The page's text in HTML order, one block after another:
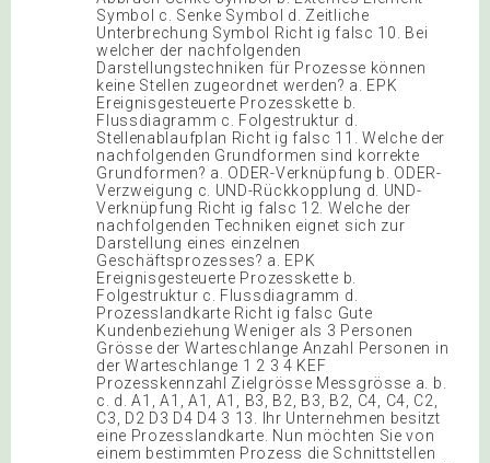
Symbol c. Senke Symbol d. Zeitliche
Unterbrechung Symbol Richt ig falsc 10. Bei
welcher der nachfolgenden
Darstellungstechniken für Prozesse können
keine Stellen zugeordnet werden? a. EPK
Ereignisgesteuerte Prozesskette b.
Flussdiagramm c. Folgestruktur d.
Stellenablaufplan Richt ig falsc 11. Welche der
nachfolgenden Grundformen sind korrekte
Grundformen? a. ODER-Verknüpfung b. ODER-
Verzweigung c. UND-Rückkopplung d. UND-
Verknüpfung Richt ig falsc 12. Welche der
nachfolgenden Techniken eignet sich zur
Darstellung eines einzelnen
Geschäftsprozesses? a. EPK
Ereignisgesteuerte Prozesskette b.
Folgestruktur c. Flussdiagramm d.
Prozesslandkarte Richt ig falsc Gute
Kundenbeziehung Weniger als 3 Personen
Grösse der Warteschlange Anzahl Personen in
der Warteschlange 1 2 3 4 KEF
Prozesskennzahl Zielgrösse Messgrösse a. b.
c. d. A1, A1, A1, A1, B3, B2, B3, B2, C4, C4, C2,
C3, D2 D3 D4 D4 3 13. Ihr Unternehmen besitzt
eine Prozesslandkarte. Nun möchten Sie von
einem bestimmten Prozess die Schnittstellen